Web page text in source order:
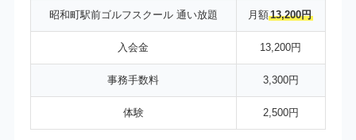
昭和町駅前ゴルフスクール 通い放題 月額13,200円
入会金 13,200円
事務手数料 3,300円
体験 2,500円